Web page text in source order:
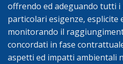
offrendo ed adeguando tutti i
particolari esigenze, esplicite
monitorando il
concordati in fase
aspetti ed impatti ambientali